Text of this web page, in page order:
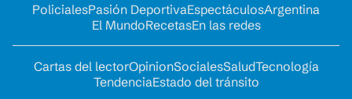
PolicialesPasión DeportivaEspectáculosArgentina
El MundoRecetasEn las redes
Cartas del lectorOpinionSocialesSaludTecnología
TendenciaEstado del tránsito